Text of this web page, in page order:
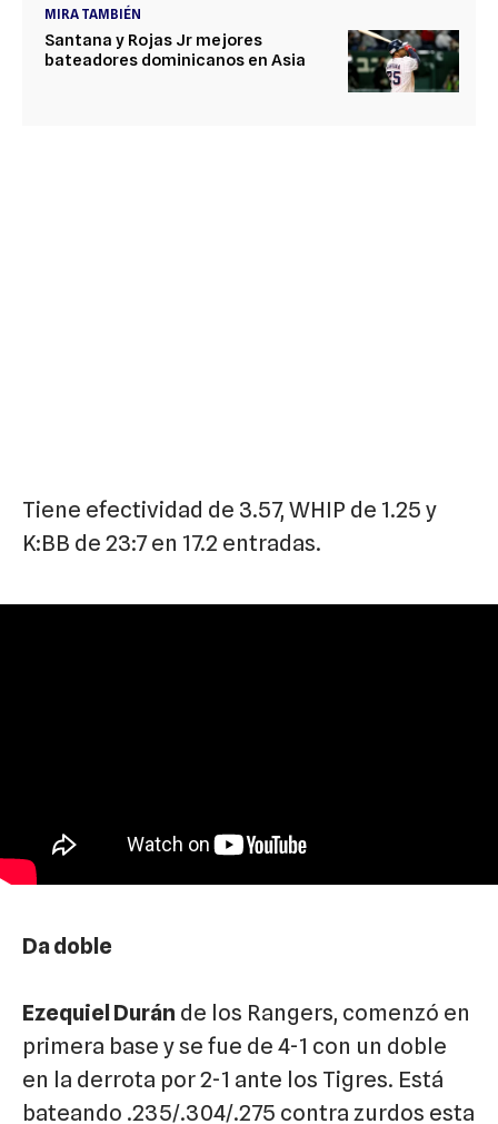
MIRA TAMBIÉN
Santana y Rojas Jr mejores
bateadores dominicanos en Asia
Tiene efectividad de 3.57, WHIP de 1.25 y
K:BB de 23:7 en 17.2 entradas.
Da doble
Ezequiel Durán de los Rangers, comenzó en
primera base y se fue de 4-1 con un doble
en la derrota por 2-1 ante los Tigres. Está
bateando .235/.304/.275 contra zurdos esta